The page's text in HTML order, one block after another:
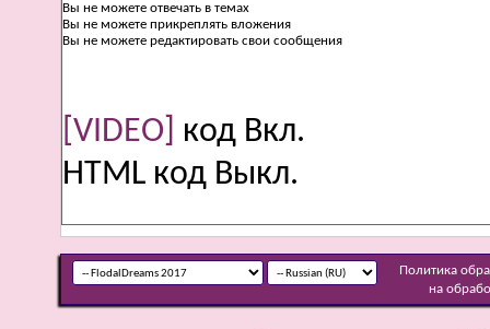
Вы не можете отвечать в темах
Вы не можете прикреплять вложения
Вы не можете редактировать свои сообщения
[VIDEO] код Вкл.
HTML код Выкл.
Политика
на